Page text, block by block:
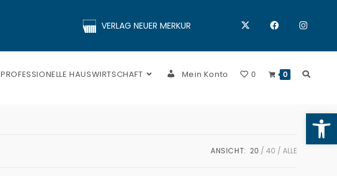
VERLAG NEUER MERKUR
PROFESSIONELLE HAUSWIRTSCHAFT Mein Konto 0 0
ANSICHT: 20 40 ALLE